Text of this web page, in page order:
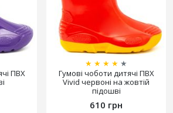
ПВХ
★ ★ ★ ★ ★
Гумові чоботи дитячі ПВХ
Vivid червоні на жовтій
підошві
610 грн